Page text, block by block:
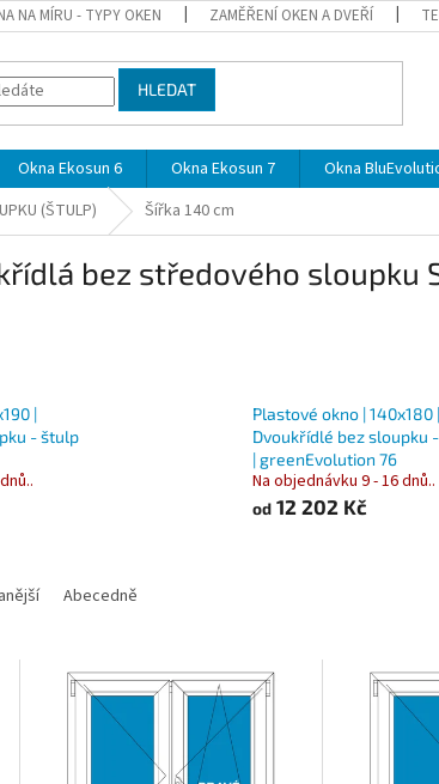
NA MÍRU - TYPY OKEN ZAMĚŘENÍ OKEN A DVEŘÍ
HLEDAT
Okna Ekosun 6 Okna Ekosun 7 Okna
(ŠTULP) Šířka 140 cm
bez středového sloupku
|
- štulp
Plastové okno | 140x180 |
Dvoukřídlé bez sloupku
| greenEvolution 76
Na objednávku 9 - 16 dnů..
od 12 202 Kč
Abecedně